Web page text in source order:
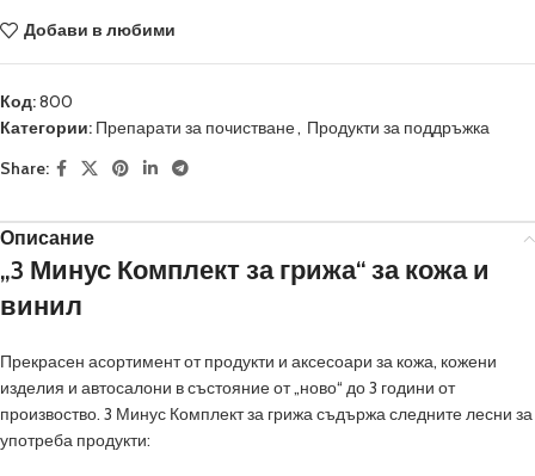
Добави в любими
Код:800
Категории: Препарати за почистване, Продукти за поддръжка
Share:
Описание
„3 Минус Комплект за грижа“ за кожа и
винил
Прекрасен асортимент от продукти и аксесоари за кожа, кожени
изделия и автосалони в състояние от „ново“ до 3 години от
произвоство. 3 Минус Комплект за грижа съдържа следните лесни за
употреба продукти: